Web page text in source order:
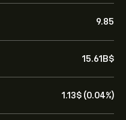
9.85
15.61B‎$‎
1.13‎$‎ (0.04%)